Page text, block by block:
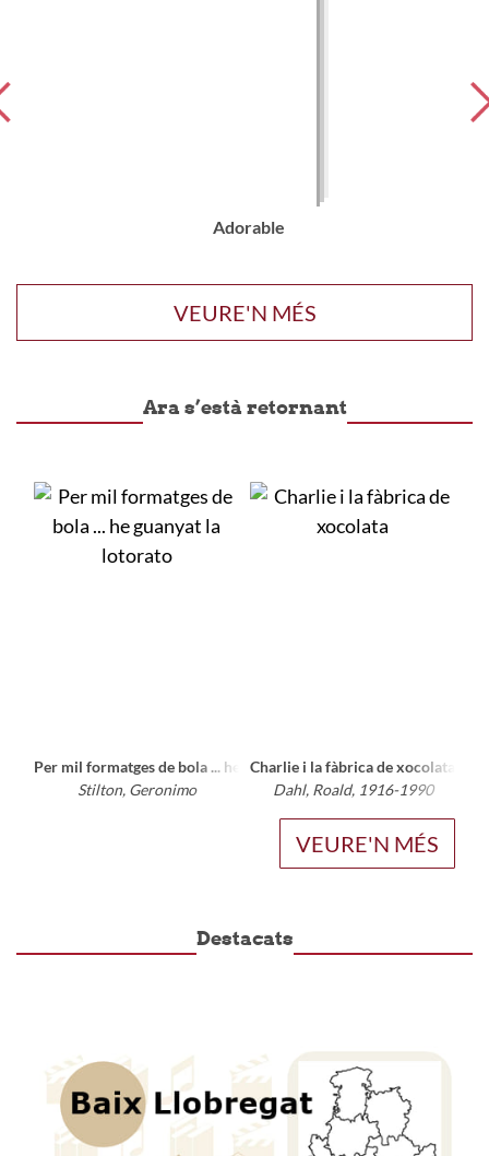
Adorable
VEURE'N MÉS
Ara s’està retornant
Per mil formatges de bola ... he guanyat la lotorato
Stilton, Geronimo
Charlie i la fàbrica de xocolata
Dahl, Roald, 1916-1990
VEURE'N MÉS
Destacats